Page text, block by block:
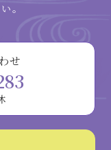
。
せ